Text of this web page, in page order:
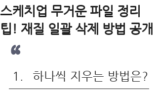
스케치업 무거운 파일 정리
팁! 재질 일괄 삭제 방법 공개
“ 하나씩 지우는 방법은?